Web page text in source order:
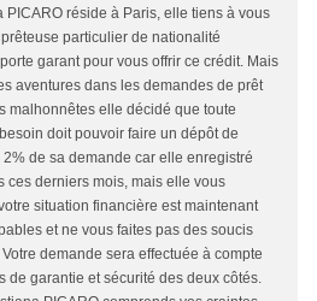
PICARO réside à Paris, elle tiens à vous
particulier de nationalité
garant pour vous offrir ce crédit. Mais
aventures dans les demandes de prêt
malhonnêtes elle décidé que toute
doit pouvoir faire un dépôt de
de sa demande car elle enregistré
ces derniers mois, mais elle vous
situation financière est maintenant
et ne vous faites pas des soucis
demande sera effectuée à compte
de garantie et sécurité des deux côtés.